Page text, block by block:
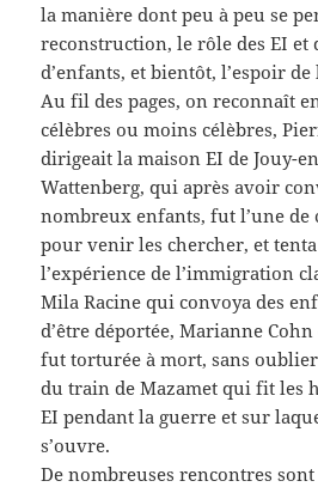
la manière dont peu à peu se
reconstruction, le rôle des EI et
d’enfants, et bientôt, l’espoir
Au fil des pages, on reconnaît
célèbres ou moins célèbres,
dirigeait la maison EI de Jouy-
Wattenberg, qui après avoir
nombreux enfants, fut l’une de
pour venir les chercher, et
l’expérience de l’immigration
Mila Racine qui convoya des
d’être déportée, Marianne
fut torturée à mort, sans
du train de Mazamet qui fit les
EI pendant la guerre et sur
s’ouvre.
De nombreuses rencontres